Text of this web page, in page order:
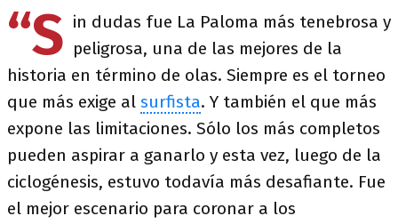
“S in dudas fue La Paloma más tenebrosa y
peligrosa, una de las mejores de la
historia en término de olas. Siempre es el torneo
que más exige al surfista. Y también el que más
expone las limitaciones. Sólo los más completos
pueden aspirar a ganarlo y esta vez, luego de la
ciclogénesis, estuvo todavía más desafiante. Fue
el mejor escenario para coronar a los